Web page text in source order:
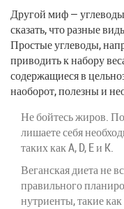
Другой миф — углеводы
сказать, что разные
Простые углеводы,
приводить к набору
содержащиеся в
наоборот, полезны и
Не бойтесь жиров.
лишаете себя
таких как A, D, E и K.
Веганская диета не
правильного
нутриенты, такие